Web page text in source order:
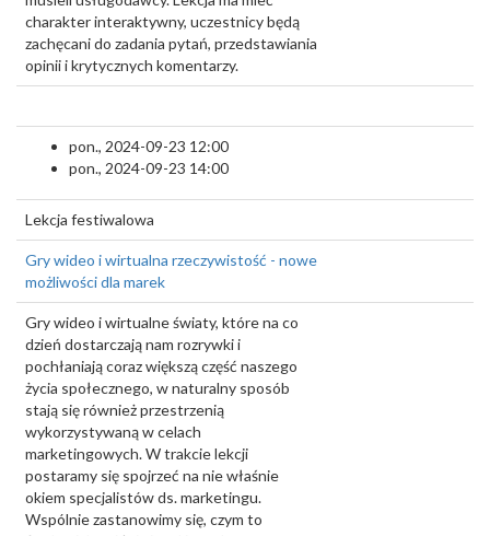
charakter interaktywny, uczestnicy będą
zachęcani do zadania pytań, przedstawiania
opinii i krytycznych komentarzy.
pon., 2024-09-23 12:00
pon., 2024-09-23 14:00
Lekcja festiwalowa
Gry wideo i wirtualna rzeczywistość - nowe
możliwości dla marek
Gry wideo i wirtualne światy, które na co
dzień dostarczają nam rozrywki i
pochłaniają coraz większą część naszego
życia społecznego, w naturalny sposób
stają się również przestrzenią
wykorzystywaną w celach
marketingowych. W trakcie lekcji
postaramy się spojrzeć na nie właśnie
okiem specjalistów ds. marketingu.
Wspólnie zastanowimy się, czym to